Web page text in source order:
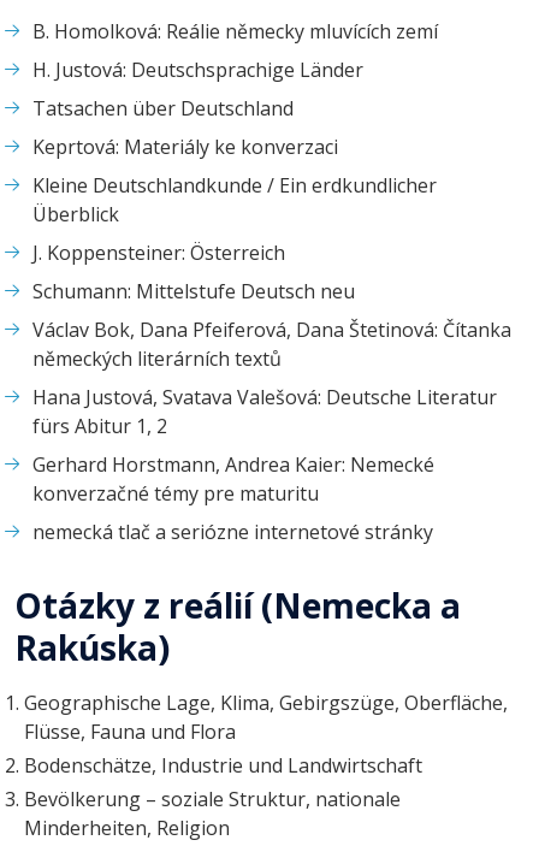
B. Homolková: Reálie německy mluvících zemí
H. Justová: Deutschsprachige Länder
Tatsachen über Deutschland
Keprtová: Materiály ke konverzaci
Kleine Deutschlandkunde / Ein erdkundlicher
Überblick
J. Koppensteiner: Österreich
Schumann: Mittelstufe Deutsch neu
Václav Bok, Dana Pfeiferová, Dana Štetinová: Čítanka
německých literárních textů
Hana Justová, Svatava Valešová: Deutsche Literatur
fürs Abitur 1, 2
Gerhard Horstmann, Andrea Kaier: Nemecké
konverzačné témy pre maturitu
nemecká tlač a seriózne internetové stránky
Otázky z reálií (Nemecka a
Rakúska)
Geographische Lage, Klima, Gebirgszüge, Oberfläche,
Flüsse, Fauna und Flora
Bodenschätze, Industrie und Landwirtschaft
Bevölkerung – soziale Struktur, nationale
Minderheiten, Religion